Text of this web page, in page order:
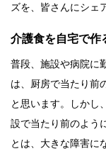
ズを、皆さんにシェ
介護食を自宅で作
普段、施設や病院に
は、厨房で当たり前
と思います。しかし
設で当たり前のよう
とは、大きな障害に